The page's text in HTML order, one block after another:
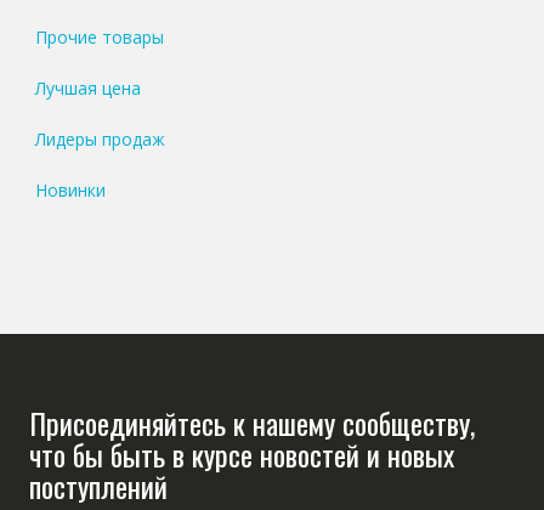
Прочие товары
Лучшая цена
Лидеры продаж
Новинки
Присоединяйтесь к нашему сообществу,
что бы быть в курсе новостей и новых
поступлений